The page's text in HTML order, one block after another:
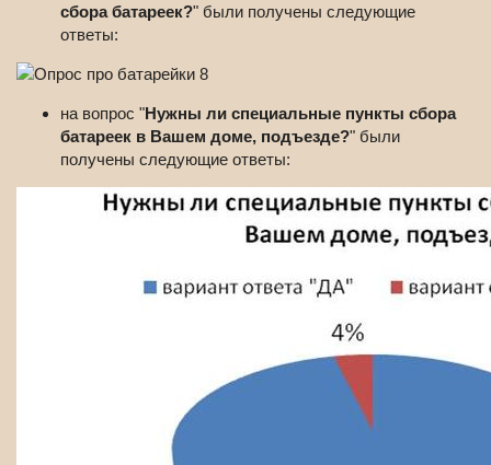
сбора батареек?" были получены следующие
ответы:
на вопрос "Нужны ли специальные пункты сбора
батареек в Вашем доме, подъезде?" были
получены следующие ответы: